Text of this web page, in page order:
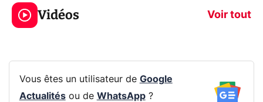
Vidéos Voir tout
prochaine Xbox !
navigation
Vous êtes un utilisateur de Google
Actualitésou de WhatsApp?